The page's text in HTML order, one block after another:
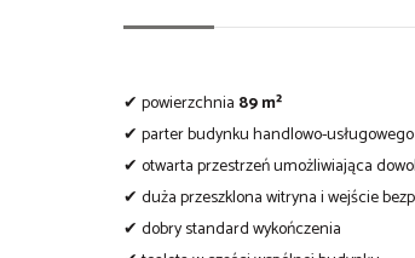
✔ powierzchnia 89 m²
✔ parter budynku handlowo-usługowego
✔ otwarta przestrzeń umożliwiająca
✔ duża przeszklona witryna i wejście
✔ dobry standard wykończenia